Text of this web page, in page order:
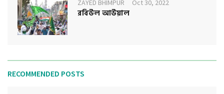
ZAYED BHIMPUR Oct 30, 2022
রবিউল আউয়াল
RECOMMENDED POSTS